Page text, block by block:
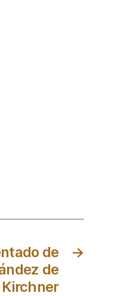
→
de
de
Kirchner